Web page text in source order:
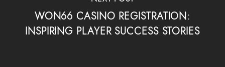
WON66 CASINO REGISTRATION:
INSPIRING PLAYER SUCCESS STORIES